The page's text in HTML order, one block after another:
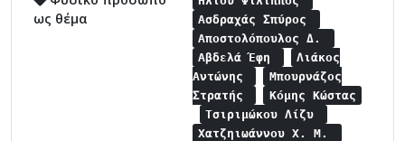
ως θέμα
Ασδραχάς Σπύρος
Αποστολόπουλος Δ.
Αβδελά Έφη
Λιάκος
Αντώνης
Μπουρνάζος
Στρατής
Κόμης Κώστας
Τσιριμώκου Λίζυ
Χατζηιωάννου Χ. Μ.